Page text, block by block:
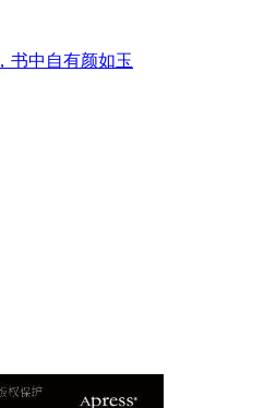
书中自有颜如玉